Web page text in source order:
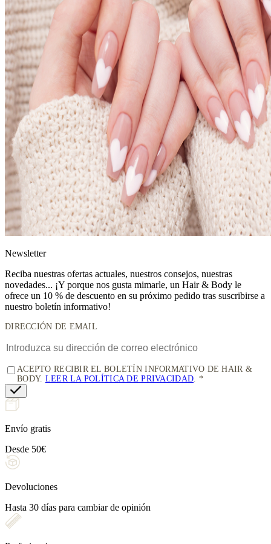
Newsletter
Reciba nuestras ofertas actuales, nuestros consejos, nuestras
novedades... ¡Y porque nos gusta mimarle, un Hair & Body le
ofrece un 10 % de descuento en su próximo pedido tras suscribirse a
nuestro boletín informativo!
DIRECCIÓN DE EMAIL
ACEPTO RECIBIR EL BOLETÍN INFORMATIVO DE HAIR &
BODY. LEER LA POLÍTICA DE PRIVACIDAD.
Envío gratis
Desde 50€
Devoluciones
Hasta 30 días para cambiar de opinión